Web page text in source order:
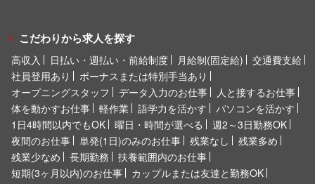
こだわりから求人を探す
高収入 日払い・週払い・前給制度 月給制(固定給)
交通費支給
社員登用あり
ボーナスまたは特別手当あり
オープニングスタッフ
データ入力のお仕事
人と接するお仕事
体を動かすお仕事
軽作業 語学力を活かす
パソコンを活かす
1日4時間以内でもOK
曜日・時間が選べる
週2～3日勤務OK
夜間のお仕事
単発(1日)のみのお仕事 残業なし
残業多め
残業少なめ
長期勤務
扶養範囲内のお仕事
短期(3ヶ月以内)のお仕事
カップルまたは友達と勤務OK